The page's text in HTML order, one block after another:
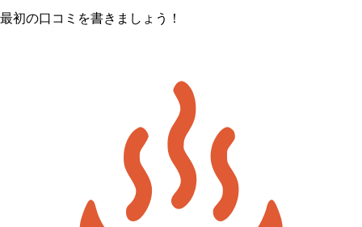
最初の口コミを書きましょう！